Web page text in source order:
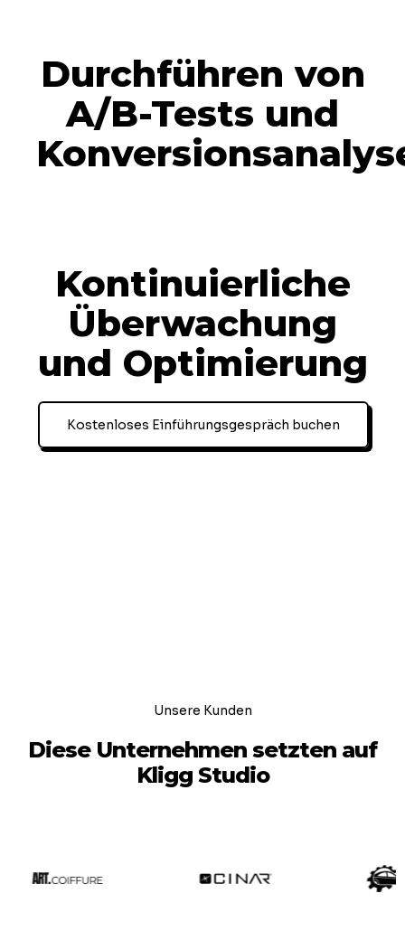
Durchführen von
A/B-Tests und
Kontinuierliche
Überwachung
und Optimierung
Kostenloses Einführungsgespräch buchen
Unsere Kunden
Diese Unternehmen setzten auf
Kligg Studio